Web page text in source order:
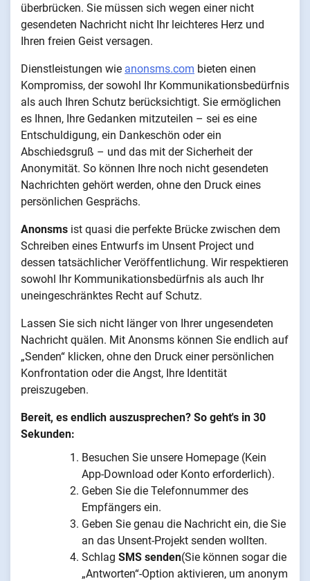
überbrücken. Sie müssen sich wegen einer nicht
gesendeten Nachricht nicht Ihr leichteres Herz und
Ihren freien Geist versagen.
Dienstleistungen wie anonsms.com bieten einen
Kompromiss, der sowohl Ihr Kommunikationsbedürfnis
als auch Ihren Schutz berücksichtigt. Sie ermöglichen
es Ihnen, Ihre Gedanken mitzuteilen – sei es eine
Entschuldigung, ein Dankeschön oder ein
Abschiedsgruß – und das mit der Sicherheit der
Anonymität. So können Ihre noch nicht gesendeten
Nachrichten gehört werden, ohne den Druck eines
persönlichen Gesprächs.
Anonsms ist quasi die perfekte Brücke zwischen dem
Schreiben eines Entwurfs im Unsent Project und
dessen tatsächlicher Veröffentlichung. Wir respektieren
sowohl Ihr Kommunikationsbedürfnis als auch Ihr
uneingeschränktes Recht auf Schutz.
Lassen Sie sich nicht länger von Ihrer ungesendeten
Nachricht quälen. Mit Anonsms können Sie endlich auf
„Senden“ klicken, ohne den Druck einer persönlichen
Konfrontation oder die Angst, Ihre Identität
preiszugeben.
Bereit, es endlich auszusprechen? So geht's in 30
Sekunden:
Besuchen Sie unsere Homepage (Kein
App-Download oder Konto erforderlich).
Geben Sie die Telefonnummer des
Empfängers ein.
Geben Sie genau die Nachricht ein, die Sie
an das Unsent-Projekt senden wollten.
Schlag SMS senden(Sie können sogar die
„Antworten“-Option aktivieren, um anonym